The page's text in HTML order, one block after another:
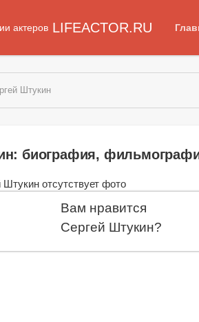
LIFEACTOR.RU
Штукин
биография,
Вам нравится
Сергей Штукин?